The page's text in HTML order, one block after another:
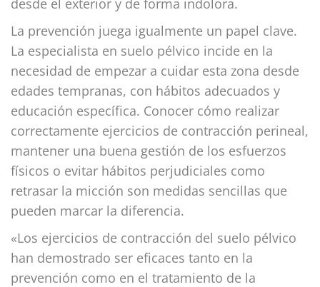
La prevención juega igualmente un papel clave.
La especialista en suelo pélvico incide en la
necesidad de empezar a cuidar esta zona desde
edades tempranas, con hábitos adecuados y
educación específica. Conocer cómo realizar
correctamente ejercicios de contracción perineal,
mantener una buena gestión de los esfuerzos
físicos o evitar hábitos perjudiciales como
retrasar la micción son medidas sencillas que
pueden marcar la diferencia.
«Los ejercicios de contracción del suelo pélvico
han demostrado ser eficaces tanto en la
prevención como en el tratamiento de la